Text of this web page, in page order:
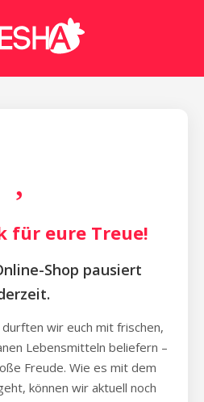
für eure Treue!
Shop pausiert
wir euch mit frischen,
Lebensmitteln beliefern –
Freude. Wie es mit dem
können wir aktuell noch